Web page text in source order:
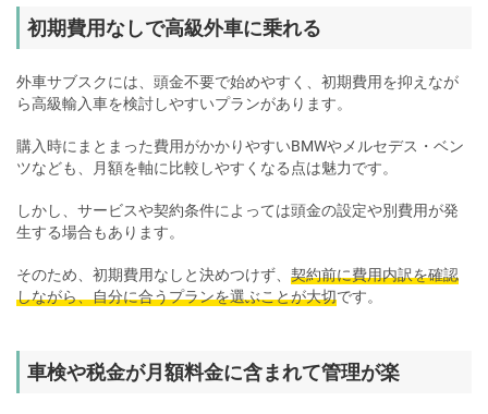
初期費用なしで高級外車に乗れる
外車サブスクには、頭金不要で始めやすく、初期費用を抑えなが
ら高級輸入車を検討しやすいプランがあります。
購入時にまとまった費用がかかりやすいBMWやメルセデス・ベン
ツなども、月額を軸に比較しやすくなる点は魅力です。
しかし、サービスや契約条件によっては頭金の設定や別費用が発
生する場合もあります。
そのため、初期費用なしと決めつけず、 契約前に費用内訳を確認
しながら、自分に合うプランを選ぶことが大切です。
車検や税金が月額料金に含まれて管理が楽